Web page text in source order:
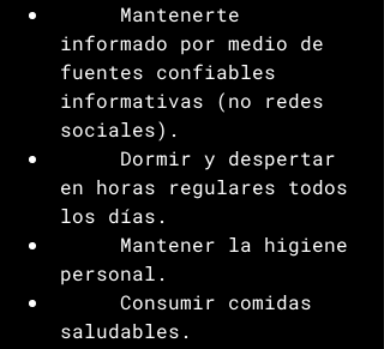
informado por medio de
fuentes confiables
informativas (no redes
sociales).
en horas regulares todos
los días.
personal.
saludables.